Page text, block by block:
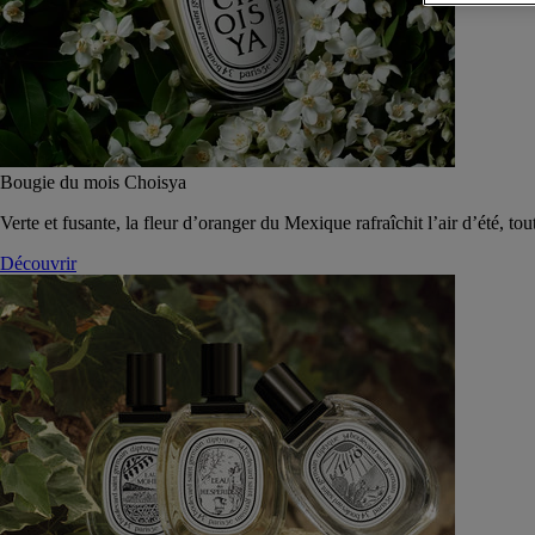
Bougie du mois Choisya
Verte et fusante, la fleur d’oranger du Mexique rafraîchit l’air d’été,
Découvrir